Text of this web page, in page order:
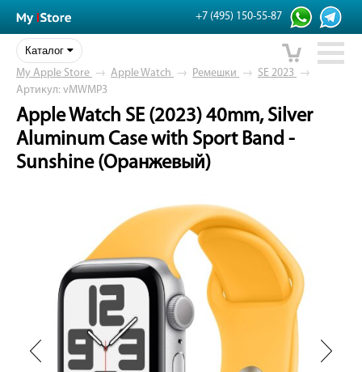
+7 (495) 150-55-87
Каталог
My Apple Store → Apple Watch → Ремешки → SE 2023 →
Артикул: vMWMP3
Apple Watch SE (2023) 40mm, Silver
Aluminum Case with Sport Band -
Sunshine (Оранжевый)